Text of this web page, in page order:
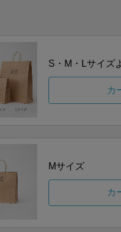
S・M・Lサイズ
カ
Mサイズ
カ